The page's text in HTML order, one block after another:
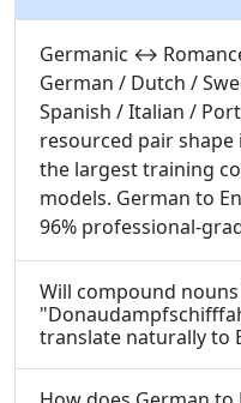
Germanic ↔
German / Dutch /
Spanish / Italian /
resourced pair
the largest training
models. German to
96% professional-
Will compound
translate naturally to